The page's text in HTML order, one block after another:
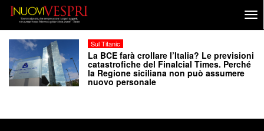
Sul Titanic
La BCE farà crollare l’Italia? Le previsioni
catastrofiche del Finalcial Times. Perché
la Regione siciliana non può assumere
nuovo personale